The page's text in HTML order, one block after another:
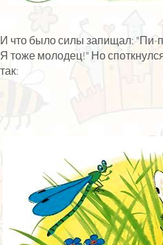
И что было силы запищал: "Пи-
Я тоже молодец!" Но
так: